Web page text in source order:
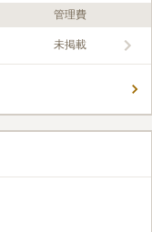
の光がふんだんに降りそ
うな信仰をお持ちの方で
管理費
未掲載